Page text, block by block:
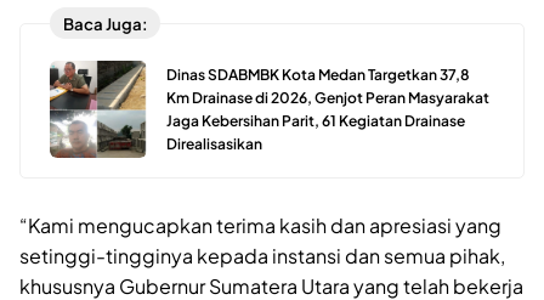
Baca Juga:
Dinas SDABMBK Kota Medan Targetkan 37,8
Km Drainase di 2026, Genjot Peran Masyarakat
Jaga Kebersihan Parit, 61 Kegiatan Drainase
Direalisasikan
“Kami mengucapkan terima kasih dan apresiasi yang
setinggi-tingginya kepada instansi dan semua pihak,
khususnya Gubernur Sumatera Utara yang telah bekerja